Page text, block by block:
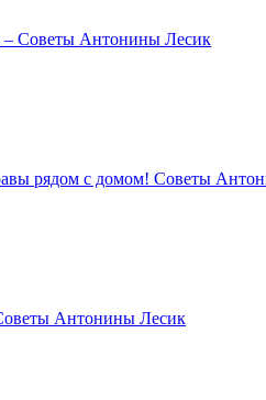
– Советы Антонины Лесик
рядом с домом! Советы
Антонины Лесик